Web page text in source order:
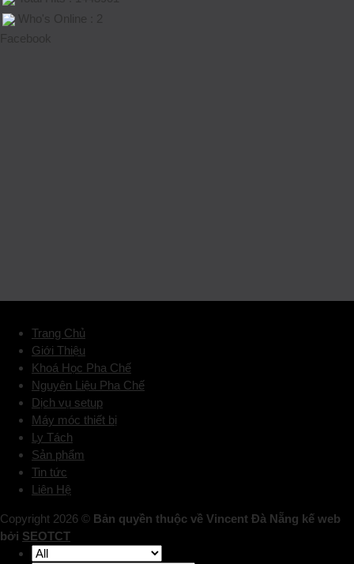
Trang Chủ
Giới Thiệu
Khoá Học Pha Chế
Nguyên Liệu Pha Chế
Dịch vụ setup
Máy móc thiết bị
Ly Tách
Sản phẩm
Tin tức
Liên Hệ
Copyright 2026 © Bản quyền thuộc về Vincent Đà Nẵng kế web
bởi SEOTCT